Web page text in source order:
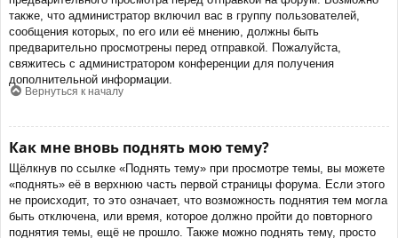
также, что администратор включил вас в группу пользователей,
сообщения которых, по его или её мнению, должны быть
предварительно просмотрены перед отправкой. Пожалуйста,
свяжитесь с администратором конференции для получения
дополнительной информации.
Вернуться к началу
Как мне вновь поднять мою тему?
Щёлкнув по ссылке «Поднять тему» при просмотре темы, вы можете
«поднять» её в верхнюю часть первой страницы форума. Если этого
не происходит, то это означает, что возможность поднятия тем могла
быть отключена, или время, которое должно пройти до повторного
поднятия темы, ещё не прошло. Также можно поднять тему, просто